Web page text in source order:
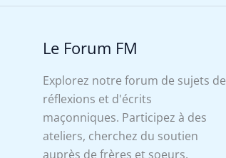
Le Forum FM
Explorez notre forum de sujets de
réflexions et d'écrits
maçonniques. Participez à des
ateliers, cherchez du soutien
auprès de frères et soeurs.